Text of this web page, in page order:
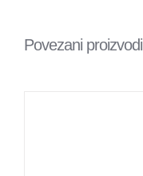
Povezani proizvodi